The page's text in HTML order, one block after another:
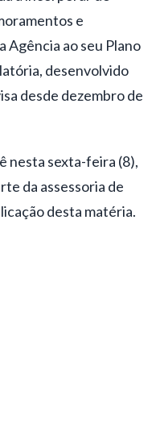
e
Agência ao seu Plano
desenvolvido
desde dezembro de
nesta sexta-feira (8),
da assessoria de
desta matéria.